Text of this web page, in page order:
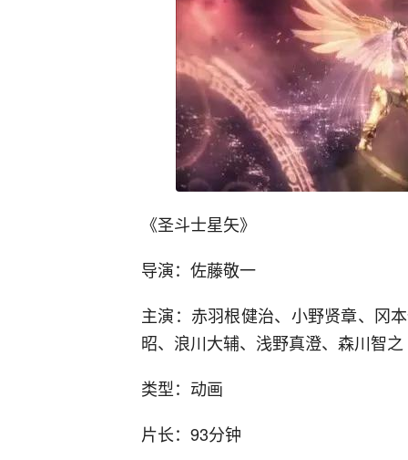
《圣斗士星矢》
导演：佐藤敬一
主演：赤羽根健治、小野贤章、冈
昭、浪川大辅、浅野真澄、森川智之
类型：动画
片长：93分钟